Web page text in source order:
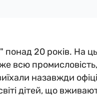
понад 20 років. На
всю
назавжди
дітей, що